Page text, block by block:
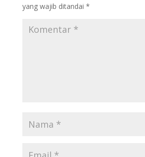
yang wajib ditandai *